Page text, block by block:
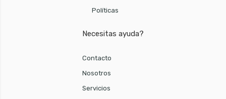
Políticas
Necesitas ayuda?
Contacto
Nosotros
Servicios